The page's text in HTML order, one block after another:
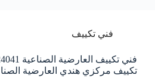
فني تكييف
تكييف مركزي هندي العارضية